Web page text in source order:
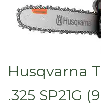
Husqvarna
.325 SP21G